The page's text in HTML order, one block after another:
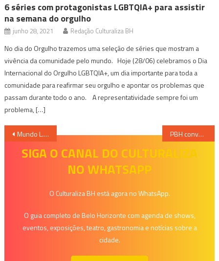
6 séries com protagonistas LGBTQIA+ para assistir
na semana do orgulho
junho 28, 2021 Redação Culturaliza BH
No dia do Orgulho trazemos uma seleção de séries que mostram a
vivência da comunidade pelo mundo. Hoje (28/06) celebramos o Dia
Internacional do Orgulho LGBTQIA+, um dia importante para toda a
comunidade para reafirmar seu orgulho e apontar os problemas que
passam durante todo o ano. A representatividade sempre foi um
problema, […]
Navegação
Mundo L.O.L Surprise! Chega a BH PBH convoca artistas da cidade para edição on-line da Virada Cultural 2021
SIGA O CANAL DO CULTURALIZA
NO WHATSAPP
O Culturaliza BH está agora no WhatsApp.
O guia completo de Belo Horizonte com agenda de shows,
eventos, exposições, teatro, gastronomia e notícias sobre a
cidade.